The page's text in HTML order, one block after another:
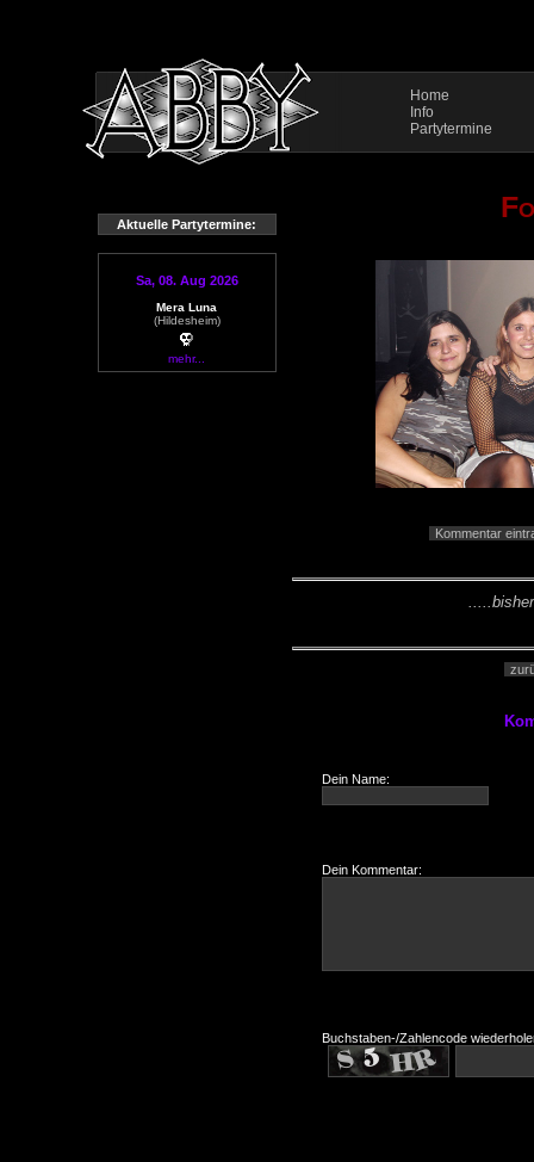
Home
Info
Partytermine
Aktuelle Partytermine:
Sa, 08. Aug 2026
Mera Luna
(Hildesheim)
mehr...
Kommentar
Dein Name:
Dein Kommentar:
Buchstaben-/Zahlencode